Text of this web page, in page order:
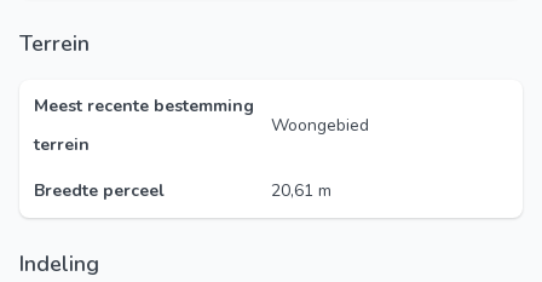
Terrein
Meest recente bestemming
terrein
Woongebied
Breedte perceel 20,61 m
Indeling